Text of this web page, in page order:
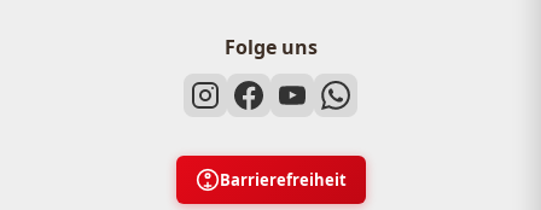
Folge uns
Barrierefreiheit